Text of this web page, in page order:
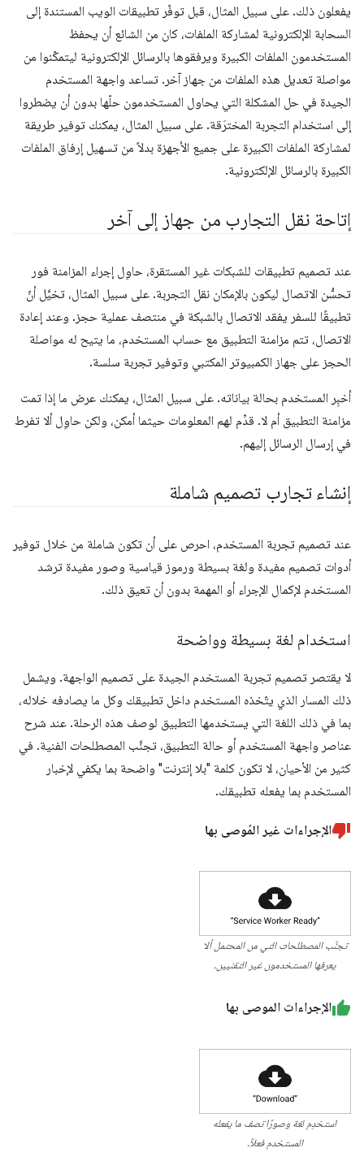
يفعلون ذلك. على سبيل المثال، قبل توفّر تطبيقات الويب المستندة إلى
السحابة الإلكترونية لمشاركة الملفات، كان من الشائع أن يحفظ
المستخدمون الملفات الكبيرة ويرفقوها بالرسائل الإلكترونية ليتمكّنوا من
مواصلة تعديل هذه الملفات من جهاز آخر. تساعد واجهة المستخدم
الجيدة في حل المشكلة التي يحاول المستخدمون حلّها بدون أن يضطروا
إلى استخدام التجربة المخترَقة. على سبيل المثال، يمكنك توفير طريقة
لمشاركة الملفات الكبيرة على جميع الأجهزة بدلاً من تسهيل إرفاق الملفات
الكبيرة بالرسائل الإلكترونية.
إتاحة نقل التجارب من جهاز إلى آخر
عند تصميم تطبيقات للشبكات غير المستقرة، حاوِل إجراء المزامنة فور
تحسُّن الاتصال ليكون بالإمكان نقل التجربة. على سبيل المثال، تخيَّل أنّ
تطبيقًا للسفر يفقد الاتصال بالشبكة في منتصف عملية حجز. وعند إعادة
الاتصال، تتم مزامنة التطبيق مع حساب المستخدم، ما يتيح له مواصلة
الحجز على جهاز الكمبيوتر المكتبي وتوفير تجربة سلسة.
أخبِر المستخدم بحالة بياناته. على سبيل المثال، يمكنك عرض ما إذا تمت
مزامنة التطبيق أم لا. قدِّم لهم المعلومات حيثما أمكن، ولكن حاوِل ألا تفرط
في إرسال الرسائل إليهم.
إنشاء تجارب تصميم شاملة
عند تصميم تجربة المستخدم، احرص على أن تكون شاملة من خلال توفير
أدوات تصميم مفيدة ولغة بسيطة ورموز قياسية وصور مفيدة ترشد
المستخدم لإكمال الإجراء أو المهمة بدون أن تعيق ذلك.
استخدام لغة بسيطة وواضحة
لا يقتصر تصميم تجربة المستخدم الجيدة على تصميم الواجهة. ويشمل
ذلك المسار الذي يتّخذه المستخدم داخل تطبيقك وكل ما يصادفه خلاله،
بما في ذلك اللغة التي يستخدمها التطبيق لوصف هذه الرحلة. عند شرح
عناصر واجهة المستخدم أو حالة التطبيق، تجنَّب المصطلحات الفنية. في
كثير من الأحيان، لا تكون كلمة "بلا إنترنت" واضحة بما يكفي لإخبار
المستخدم بما يفعله تطبيقك.
الإجراءات غير المُوصى بها
تجنَّب المصطلحات التي من المحتمل ألا
يعرفها المستخدمون غير التقنيين.
الإجراءات الموصى بها
استخدِم لغة وصورًا تصف ما يفعله
المستخدم فعلاً.